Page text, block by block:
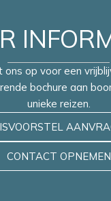
ons op voor een
bochure aan
unieke reizen.
CONTACT OPNEMEN